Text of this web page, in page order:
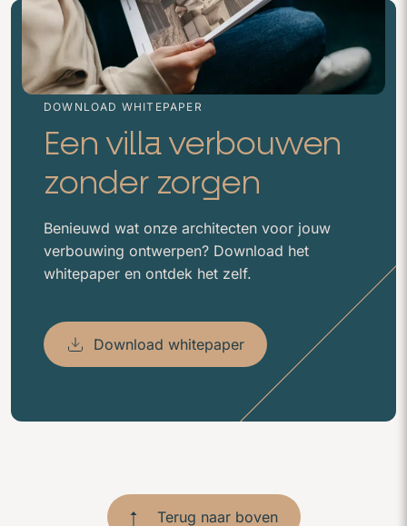
DOWNLOAD WHITEPAPER
Een villa verbouwen
zonder zorgen
Benieuwd wat onze architecten voor jouw
verbouwing ontwerpen? Download het
whitepaper en ontdek het zelf.
Download whitepaper
Terug naar boven